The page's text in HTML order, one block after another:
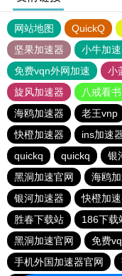
网站地图 QuickQ
坚果加速器
小牛加
免费vqn外网加速
小
旋风加速器
八戒看书
海鸥加速器
老王vnp
快橙加速器
ins加速
quickq
quickq 银
黑洞加速官网
海鸥
银河加速器
快橙加
胜春下载站
186下载
黑洞加速官网
免费
手机外国加速器官网